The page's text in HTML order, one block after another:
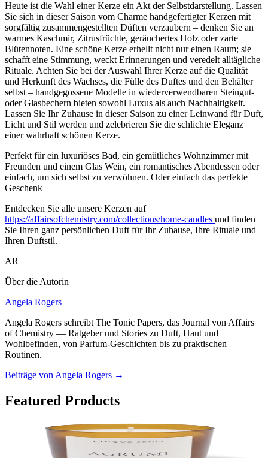
Heute ist die Wahl einer Kerze ein Akt der Selbstdarstellung. Lassen
Sie sich in dieser Saison vom Charme handgefertigter Kerzen mit
sorgfältig zusammengestellten Düften verzaubern – denken Sie an
warmes Kaschmir, Zitrusfrüchte, geräuchertes Holz oder zarte
Blütennoten. Eine schöne Kerze erhellt nicht nur einen Raum; sie
schafft eine Stimmung, weckt Erinnerungen und veredelt alltägliche
Rituale. Achten Sie bei der Auswahl Ihrer Kerze auf die Qualität
und Herkunft des Wachses, die Fülle des Duftes und den Behälter
selbst – handgegossene Modelle in wiederverwendbaren Steingut-
oder Glasbechern bieten sowohl Luxus als auch Nachhaltigkeit.
Lassen Sie Ihr Zuhause in dieser Saison zu einer Leinwand für Duft,
Licht und Stil werden und zelebrieren Sie die schlichte Eleganz
einer wahrhaft schönen Kerze.
Perfekt für ein luxuriöses Bad, ein gemütliches Wohnzimmer mit
Freunden und einem Glas Wein, ein romantisches Abendessen oder
einfach, um sich selbst zu verwöhnen. Oder einfach das perfekte
Geschenk
Entdecken Sie alle unsere Kerzen auf
https://affairsofchemistry.com/collections/home-candles und finden
Sie Ihren ganz persönlichen Duft für Ihr Zuhause, Ihre Rituale und
Ihren Duftstil.
AR
Über die Autorin
Angela Rogers
Angela Rogers schreibt The Tonic Papers, das Journal von Affairs
of Chemistry — Ratgeber und Stories zu Duft, Haut und
Wohlbefinden, von Parfum-Geschichten bis zu praktischen
Routinen.
Beiträge von Angela Rogers →
Featured Products